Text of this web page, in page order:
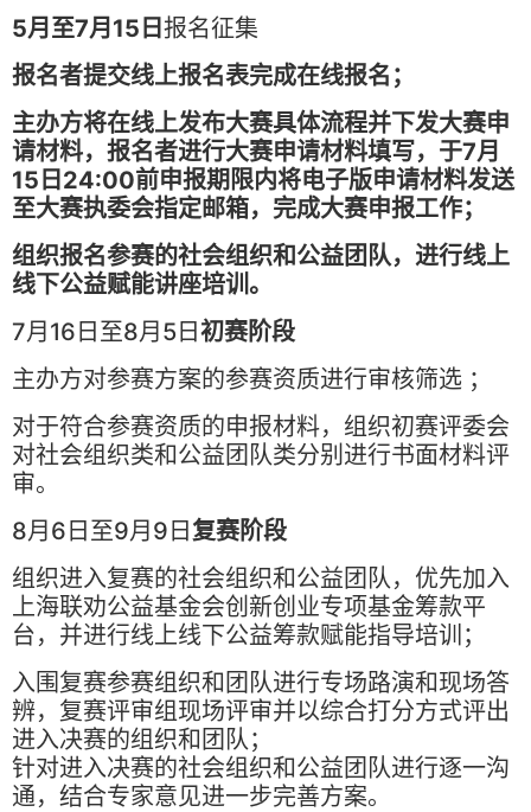
5月至7月15日 报名征集
报名者提交线上报名表完成在线报名；
主办方将在线上发布大赛具体流程并下发大赛申
请材料，报名者进行大赛申请材料填写，于7月
15日24:00前申报期限内将电子版申请材料发送
至大赛执委会指定邮箱，完成大赛申报工作；
组织报名参赛的社会组织和公益团队，进行线上
线下公益赋能讲座培训。
7月16日至8月5日 初赛阶段
主办方对参赛方案的参赛资质进行审核筛选 ；
对于符合参赛资质的申报材料，组织初赛评委会
对社会组织类和公益团队类分别进行书面材料评
审。
8月6日至9月9日 复赛阶段
组织进入复赛的社会组织和公益团队，优先加入
上海联劝公益基金会创新创业专项基金筹款平
台，并进行线上线下公益筹款赋能指导培训；
入围复赛参赛组织和团队进行专场路演和现场答
辨，复赛评审组现场评审并以综合打分方式评出
进入决赛的组织和团队；
针对进入决赛的社会组织和公益团队进行逐一沟
通，结合专家意见进一步完善方案。